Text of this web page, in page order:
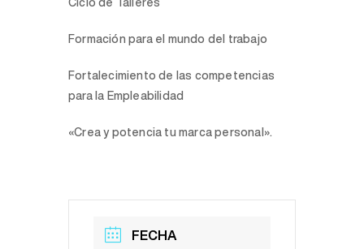
Ciclo de Talleres
Formación para el mundo del trabajo
Fortalecimiento de las competencias
para la Empleabilidad
«Crea y potencia tu marca personal».
FECHA